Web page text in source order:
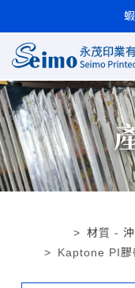
材質 -
Kaptone PI